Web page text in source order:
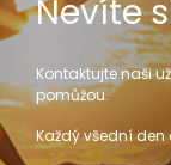
Nevíte
Kontaktujte naši
pomůžou.
Každý všední den